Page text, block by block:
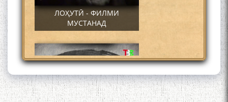
ЛОҲУТӢ - ФИЛМИ
МУСТАНАД